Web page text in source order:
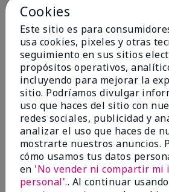
OPINIONES
4.7
10 Reseñas
Cookies
Este sitio es para
usa cookies, pixeles y otras
seguimiento en sus sitios
propósitos operativos,
incluyendo para mejorar la
sitio. Podríamos divulgar
uso que haces del sitio con
redes sociales, publicidad y
analizar el uso que haces de
mostrarte nuestros anuncios.
cómo usamos tus datos
en 'No vender ni compartir mi
personal'.. Al continuar